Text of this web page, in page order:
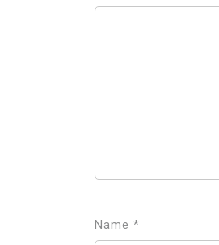
Name *